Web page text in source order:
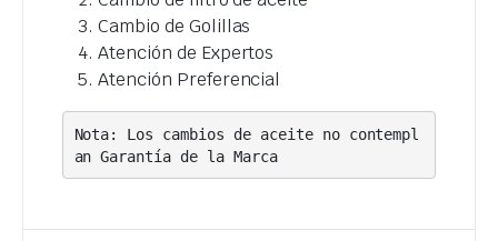
Cambio de Golillas
Atención de Expertos
Atención Preferencial
Nota: Los cambios de aceite no contempl
an Garantía de la Marca